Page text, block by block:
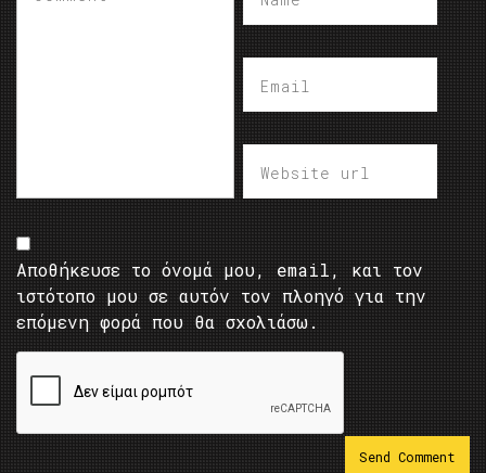
Αποθήκευσε το όνομά μου, email, και τον
ιστότοπο μου σε αυτόν τον πλοηγό για την
επόμενη φορά που θα σχολιάσω.